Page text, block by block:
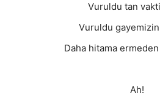
Vuruldu tan
Vuruldu gayemizin
Daha hitama
Ah!